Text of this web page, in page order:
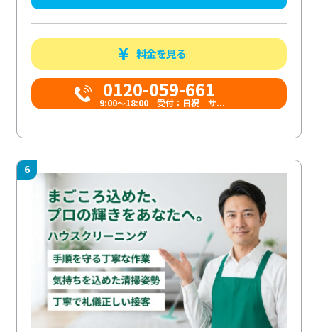
料金を見る
0120-059-661
9:00〜18:00 受付：日祝 サ...
6